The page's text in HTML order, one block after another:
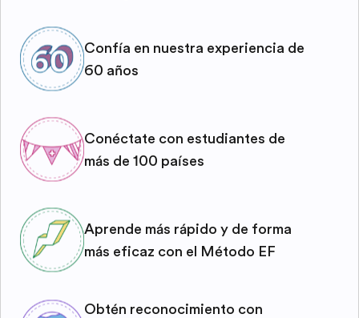
Confía en nuestra experiencia de
60 años
Conéctate con estudiantes de
más de 100 países
Aprende más rápido y de forma
más eficaz con el Método EF
Obtén reconocimiento con